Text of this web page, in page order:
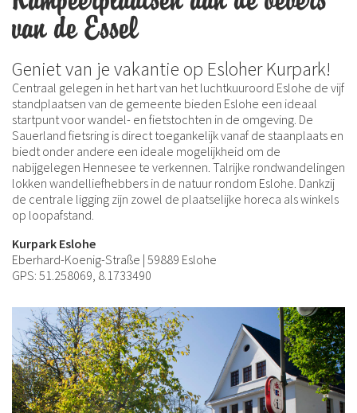
van de Essel
Geniet van je vakantie op Esloher Kurpark!
Centraal gelegen in het hart van het luchtkuuroord Eslohe de vijf
standplaatsen van de gemeente bieden Eslohe een ideaal
startpunt voor wandel- en fietstochten in de omgeving. De
Sauerland fietsring is direct toegankelijk vanaf de staanplaats en
biedt onder andere een ideale mogelijkheid om de
nabijgelegen Hennesee te verkennen. Talrijke rondwandelingen
lokken wandelliefhebbers in de natuur rondom Eslohe. Dankzij
de centrale ligging zijn zowel de plaatselijke horeca als winkels
op loopafstand.
Kurpark Eslohe
Eberhard-Koenig-Straße | 59889 Eslohe
GPS: 51.258069, 8.1733490